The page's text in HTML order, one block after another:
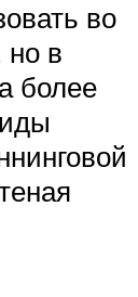
во
но в
более